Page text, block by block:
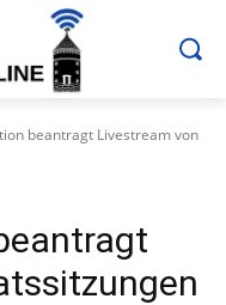
beantragt Livestream von